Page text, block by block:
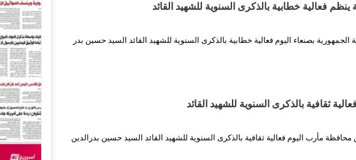
فعالية خطابية بالذكرى السنوية للشهيد القائد
بصنعاء اليوم فعالية خطابية بالذكرى السنوية للشهيد القائد السيد حسين بدر
ثقافية بالذكرى السنوية للشهيد القائد
مأرب اليوم فعالية ثقافية بالذكرى السنوية للشهيد القائد السيد حسين بدرالدين